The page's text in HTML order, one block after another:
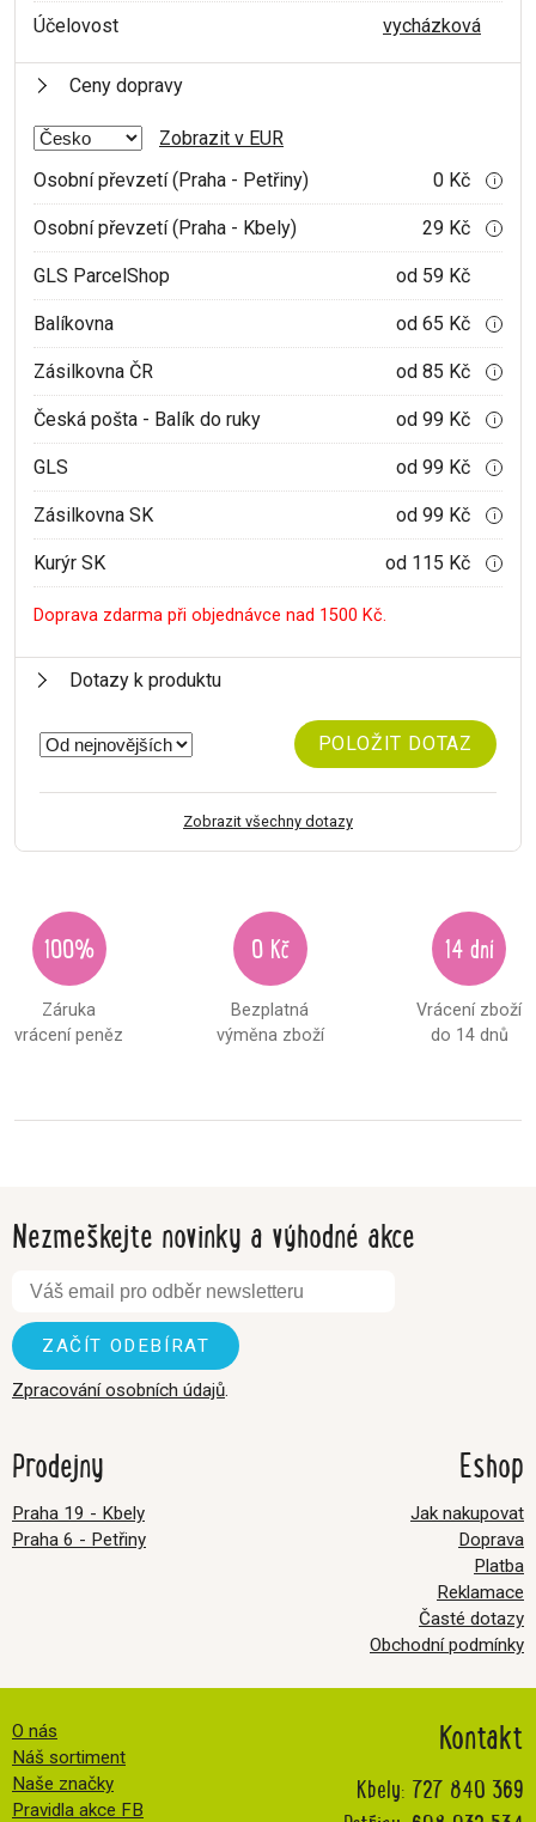
Účelovost vycházková
Ceny dopravy
Zobrazit v EUR
Osobní převzetí (Praha - Petřiny)
0 Kč i
Osobní převzetí (Praha - Kbely) 29 Kč i
GLS ParcelShop od 59 Kč
Balíkovna od 65 Kč i
Zásilkovna ČR od 85 Kč i
Česká pošta - Balík do ruky od 99 Kč i
GLS od 99 Kč i
Zásilkovna SK od 99 Kč i
Kurýr SK od 115 Kč i
Doprava zdarma při objednávce nad 1500 Kč.
Dotazy k produktu
POLOŽIT DOTAZ
Zobrazit všechny dotazy
100%
Záruka
vrácení peněz
0 Kč
Bezplatná
výměna zboží
14 dní
Vrácení zboží
do 14 dnů
Nezmeškejte novinky a výhodné akce
Zpracování osobních údajů.
Prodejny
Praha 19 - Kbely
Praha 6 - Petřiny
Kontakt
Kbely: 727 840 369
Eshop
Jak nakupovat
Doprava
Platba
Reklamace
Časté dotazy
Obchodní podmínky
O nás
Náš sortiment
Naše značky
Pravidla akce FB